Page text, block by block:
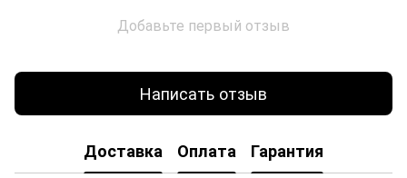
Добавьте первый отзыв
Написать отзыв
Доставка Оплата Гарантия